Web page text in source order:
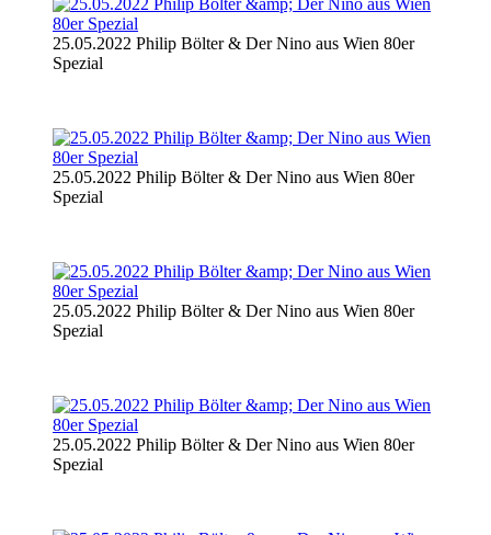
25.05.2022 Philip Bölter & Der Nino aus Wien 80er
Spezial
25.05.2022 Philip Bölter & Der Nino aus Wien 80er
Spezial
25.05.2022 Philip Bölter & Der Nino aus Wien 80er
Spezial
25.05.2022 Philip Bölter & Der Nino aus Wien 80er
Spezial